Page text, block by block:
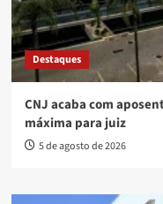
Destaques
CNJ acaba com
máxima para juiz
5 de agosto de 2026